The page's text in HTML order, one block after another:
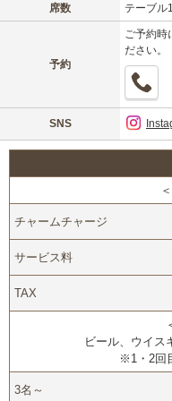
席数 テーブル
予約
ご予約時
ださい。
SNS
チャームチャージ
サービス料
TAX
ビール、ウイス
※1・2回
3名～